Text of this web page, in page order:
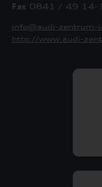
Fax 0841 / 49 14-
info@audi-zentrum-
http://www.audi-